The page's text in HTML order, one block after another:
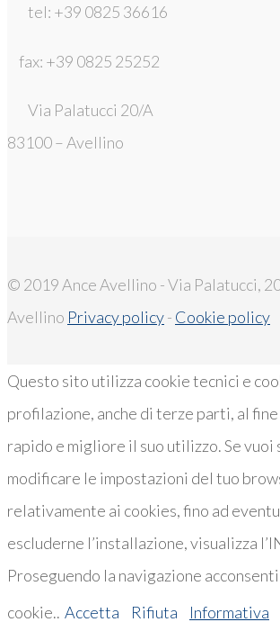
tel: +39 0825 36616
fax: +39 0825 25252
Via Palatucci 20/A
83100 – Avellino
© 2019 Ance Avellino - Via Palatucci,
Avellino Privacy policy- Cookie policy
Questo sito utilizza cookie tecnici e
profilazione, anche di terze parti, al
rapido e migliore il suo utilizzo. Se vuoi
modificare le impostazioni del tuo
relativamente ai cookies, fino ad
escluderne l’installazione, visualizza
Proseguendo la navigazione acconsenti
cookie.. Accetta Rifiuta Informativa